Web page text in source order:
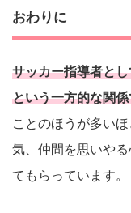
おわりに
サッカー指導者と
という一方的な関
ことのほうが多い
気、仲間を思いや
てもらっています。